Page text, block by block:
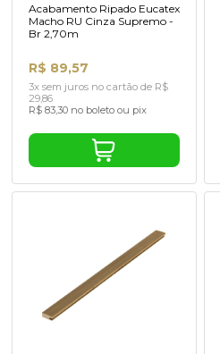
Acabamento Ripado Eucatex
Macho RU Cinza Supremo -
Br 2,70m
R$ 89,57
3x sem juros no cartão de R$
29,86
R$ 83,30 no boleto ou pix